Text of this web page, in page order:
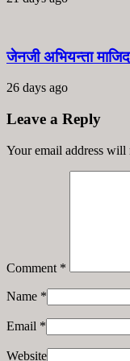
जेनजी अभियन्ता
26 days ago
Leave a Reply
Your email address will
Comment *
Name *
Email *
Website